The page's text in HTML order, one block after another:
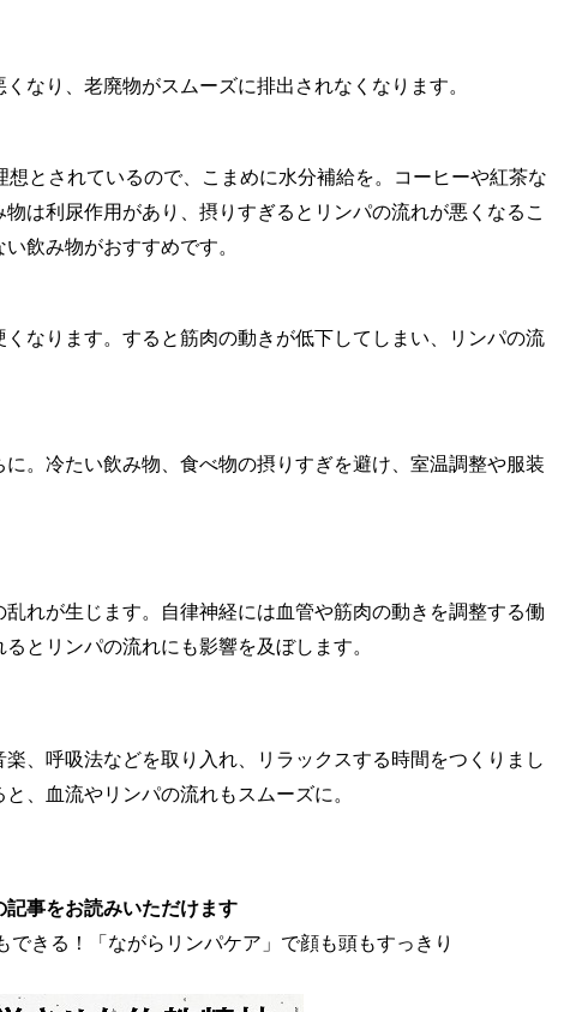
なり、老廃物がスムーズに排出されなくなります。
とされているので、こまめに水分補給を。コーヒーや紅茶な
は利尿作用があり、摂りすぎるとリンパの流れが悪くなるこ
飲み物がおすすめです。
なります。すると筋肉の動きが低下してしまい、リンパの流
。冷たい飲み物、食べ物の摂りすぎを避け、室温調整や服装
れが生じます。自律神経には血管や筋肉の動きを調整する働
とリンパの流れにも影響を及ぼします。
、呼吸法などを取り入れ、リラックスする時間をつくりまし
、血流やリンパの流れもスムーズに。
事をお読みいただけます
きる！「ながらリンパケア」で顔も頭もすっきり